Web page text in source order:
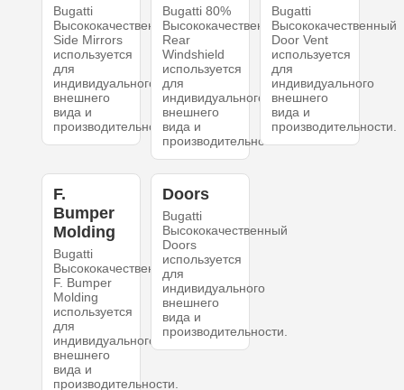
Bugatti
Высококачественный
Side Mirrors
используется
для
индивидуального
внешнего
вида и
производительности.
Bugatti 80%
Высококачественный
Rear
Windshield
используется
для
индивидуального
внешнего
вида и
производительности.
Bugatti
Высококачественный
Door Vent
используется
для
индивидуального
внешнего
вида и
производительности.
F.
Bumper
Molding
Bugatti
Высококачественный
F. Bumper
Molding
используется
для
индивидуального
внешнего
вида и
производительности.
Doors
Bugatti
Высококачественный
Doors
используется
для
индивидуального
внешнего
вида и
производительности.